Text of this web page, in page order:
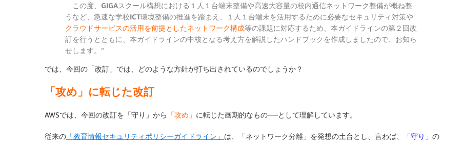
この度、 GIGAスクール構想における１人１台端末整備や高速大容量の校内通信ネットワーク整備が概ね整
うなど、 急速な学校ICT環境整備の推進を踏まえ、１人１台端末を活用するために必要なセキュリティ対策や
クラウドサービスの活用を前提としたネットワーク構成等の課題に対応するため、本ガイドラインの第２回改
訂を行うとともに、本ガイドラインの中核となる考え方を解説したハンドブックを作成しましたので、お知ら
せします。”
では、今回の「改訂」では、どのような方針が打ち出されているのでしょうか？
「攻め」に転じた改訂
AWSでは、今回の改訂を「守り」から 「攻め」 に転じた画期的なもの──として理解しています。
従来の 「教育情報セキュリティポリシーガイドライン」 は、「ネットワーク分離」を発想の土台とし、言わば、 「守り」 の